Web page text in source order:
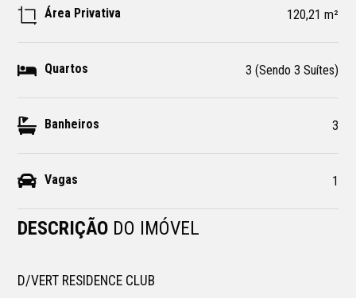
Área Privativa 120,21 m²
Quartos 3 (Sendo 3 Suítes)
Banheiros 3
Vagas 1
DESCRIÇÃO DO IMÓVEL
D/VERT RESIDENCE CLUB